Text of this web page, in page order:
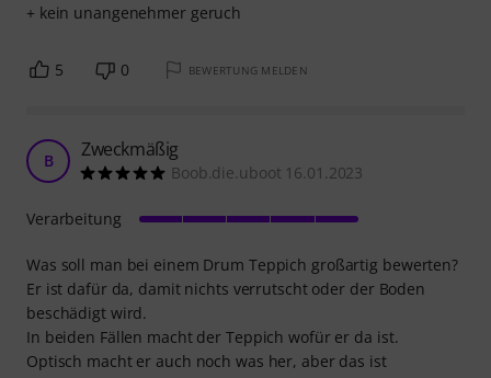
+ kein unangenehmer geruch
5 0 BEWERTUNG MELDEN
B Zweckmäßig
Boob.die.uboot 16.01.2023
Was soll man bei einem Drum Teppich großartig bewerten?
Er ist dafür da, damit nichts verrutscht oder der Boden
beschädigt wird.
In beiden Fällen macht der Teppich wofür er da ist.
Optisch macht er auch noch was her, aber das ist
Verarbeitung